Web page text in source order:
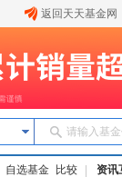
返回天天基金网
请输入基
自选基金
比较
资讯